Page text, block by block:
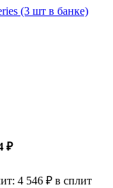
(3 шт в банке)
₽
4 546 ₽ в сплит